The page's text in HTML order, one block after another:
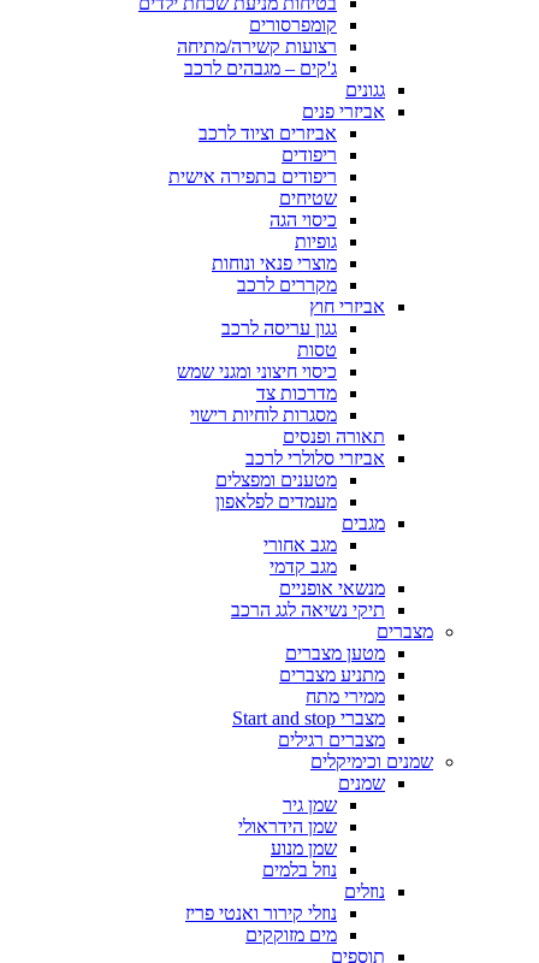
קומפרסורים
רצועות קשירה/מתיחה
ג'קים – מגבהים לרכב
גגונים
אביזרי פנים
אביזרים וציוד לרכב
ריפודים
ריפודים בתפירה אישית
שטיחים
כיסוי הגה
גופיות
מוצרי פנאי ונוחות
מקררים לרכב
אביזרי חוץ
גגון עריסה לרכב
טסות
כיסוי חיצוני ומגני שמש
מדרכות צד
מסגרות לוחיות רישוי
תאורה ופנסים
אביזרי סלולרי לרכב
מטענים ומפצלים
מעמדים לפלאפון
מגבים
מגב אחורי
מגב קדמי
מנשאי אופניים
תיקי נשיאה לגג הרכב
מצברים
מטען מצברים
מתניע מצברים
ממירי מתח
מצברי Start and stop
מצברים רגילים
שמנים וכימיקלים
שמנים
שמן גיר
שמן הידראולי
שמן מנוע
נוזל בלמים
נוזלים
נוזלי קירור ואנטי פריז
מים מזוקקים
תוספים